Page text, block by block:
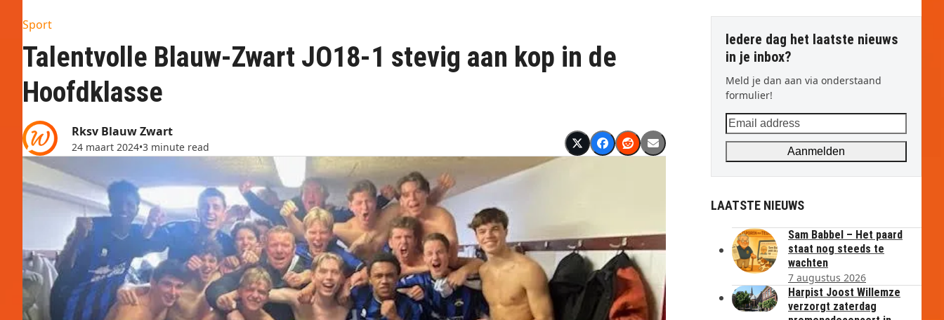
Sport
Talentvolle Blauw-Zwart JO18-1 stevig aan kop in de
Hoofdklasse
Rksv Blauw Zwart
24 maart 2024•3 minute read
Iedere dag het laatste nieuws
in je inbox?
Meld je dan aan via onderstaand
formulier!
Email
address
Aanmelden
LAATSTE NIEUWS
Sam Babbel – Het paard
staat nog steeds te
wachten
7 augustus 2026
Harpist Joost Willemze
verzorgt zaterdag